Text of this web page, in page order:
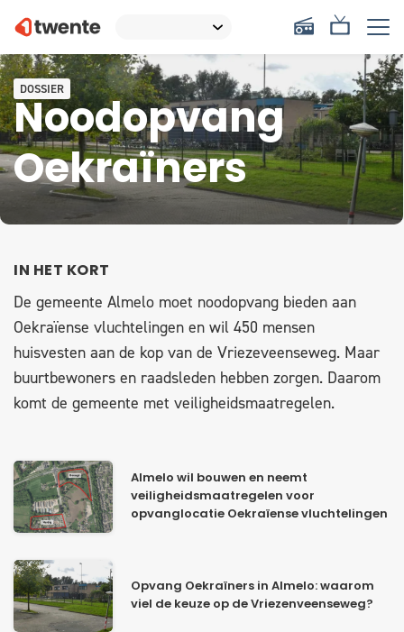
DOSSIER
Noodopvang
Oekraïners
IN HET KORT
De gemeente Almelo moet noodopvang bieden aan
Oekraïense vluchtelingen en wil 450 mensen
huisvesten aan de kop van de Vriezeveenseweg. Maar
buurtbewoners en raadsleden hebben zorgen. Daarom
komt de gemeente met veiligheidsmaatregelen.
Almelo wil bouwen en neemt
veiligheidsmaatregelen voor
opvanglocatie Oekraïense vluchtelingen
Opvang Oekraïners in Almelo: waarom
viel de keuze op de Vriezenveenseweg?